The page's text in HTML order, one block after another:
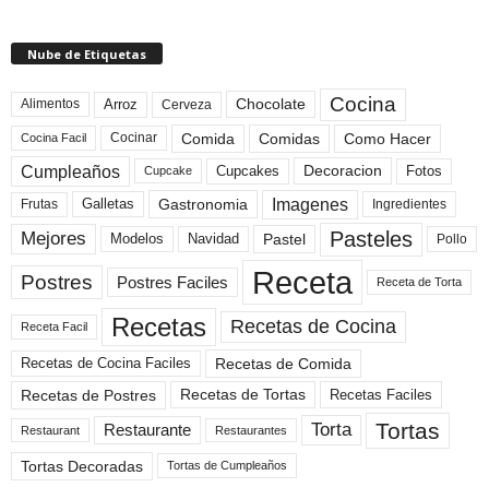
Nube de Etiquetas
Alimentos Arroz Cerveza Chocolate Cocina
Cocina Facil Cocinar Comida Comidas Como Hacer
Cumpleaños Cupcake Cupcakes Decoracion Fotos
Frutas Galletas Gastronomia Imagenes Ingredientes
Mejores Modelos Navidad Pastel Pasteles Pollo
Postres Postres Faciles Receta Receta de Torta
Receta Facil Recetas Recetas de Cocina
Recetas de Cocina Faciles
Recetas de Comida
Recetas de Postres
Recetas de Tortas Recetas Faciles
Restaurant Restaurante Restaurantes Torta Tortas
Tortas Decoradas Tortas de Cumpleaños